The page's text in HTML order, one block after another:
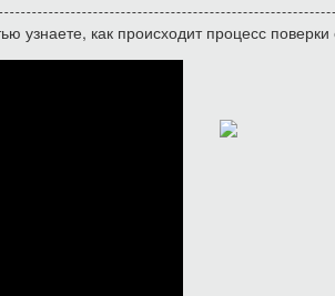
узнаете, как происходит процесс поверки